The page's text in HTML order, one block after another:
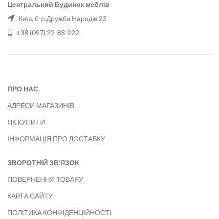
Центральний Будинок меблів
Київ, б-р Дружби Народів 23
+38 (097) 22-88-222
ПРО НАС
АДРЕСИ МАГАЗИНІВ
ЯК КУПИТИ
ІНФОРМАЦІЯ ПРО ДОСТАВКУ
ЗВОРОТНІЙ ЗВ’ЯЗОК
ПОВЕРНЕННЯ ТОВАРУ
КАРТА САЙТУ
ПОЛІТИКА КОНФІДЕНЦІЙНОСТІ